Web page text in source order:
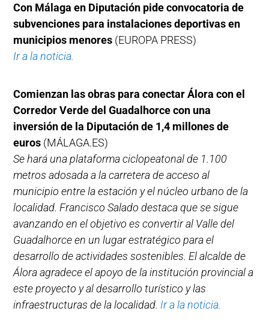
Con Málaga en Diputación pide convocatoria de
subvenciones para instalaciones deportivas en
municipios menores (EUROPA PRESS)
Ir a la noticia.
Comienzan las obras para conectar Álora con el
Corredor Verde del Guadalhorce con una
inversión de la Diputación de 1,4 millones de
euros (MÁLAGA.ES)
Se hará una plataforma ciclopeatonal de 1.100
metros adosada a la carretera de acceso al
municipio entre la estación y el núcleo urbano de la
localidad. Francisco Salado destaca que se sigue
avanzando en el objetivo es convertir al Valle del
Guadalhorce en un lugar estratégico para el
desarrollo de actividades sostenibles. El alcalde de
Álora agradece el apoyo de la institución provincial a
este proyecto y al desarrollo turístico y las
infraestructuras de la localidad. Ir a la noticia.